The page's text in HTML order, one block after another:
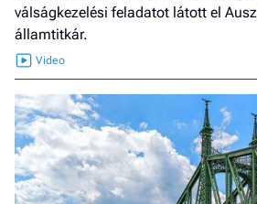
válságkezelési feladatot látott el
államtitkár.